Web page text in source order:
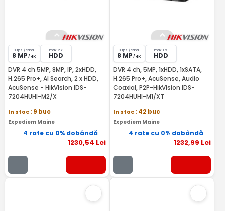
8 fps /canal
8 MP / 4K
max 2 x
HDD
DVR 4 ch 5MP, 8MP, IP, 2xHDD,
H.265 Pro+, AI Search, 2 x HDD,
AcuSense - HikVision IDS-
7204HUHI-M2/X
In stoc: 9 buc
Expediem Maine
4 rate cu 0% dobândă
1230,54 Lei
8 fps /canal
8 MP / 4K
max 1 x
HDD
DVR 4 ch, 5MP, 1xHDD, 1xSATA,
H.265 Pro+, AcuSense, Audio
Coaxial, P2P-HikVision IDS-
7204HUHI-M1/XT
In stoc: 42 buc
Expediem Maine
4 rate cu 0% dobândă
1232,99 Lei